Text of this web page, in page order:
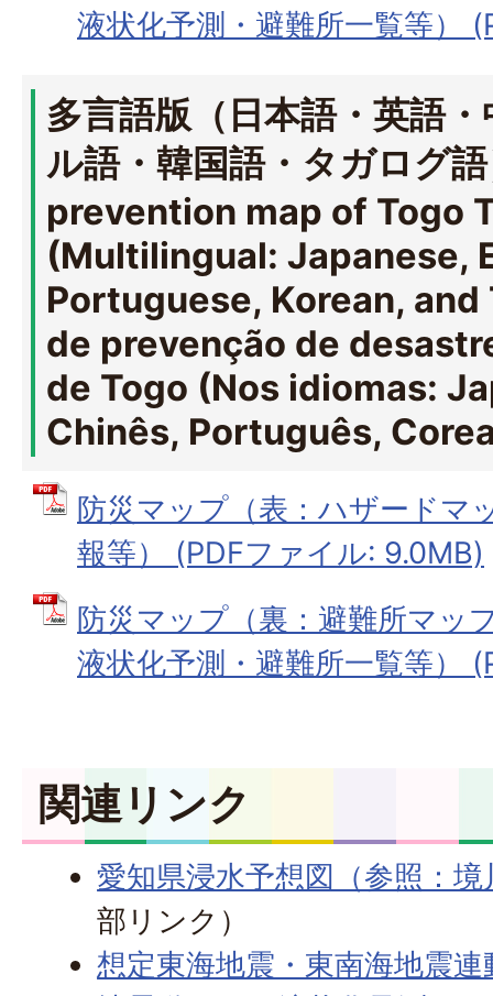
液状化予測・避難所一覧等）
多言語版（日本語・英語
ル語・韓国語・タガログ
prevention map of Togo
(Multilingual: Japanese,
Portuguese, Korean,
de prevenção de
de Togo (Nos idiomas:
Chinês, Português,
防災マップ（表：ハザードマ
報等） (PDFファイル: 9.0MB)
防災マップ（裏：避難所マッ
液状化予測・避難所一覧等）
関連リンク
愛知県浸水予想図（参照：
部リンク）
想定東海地震・東南海地震